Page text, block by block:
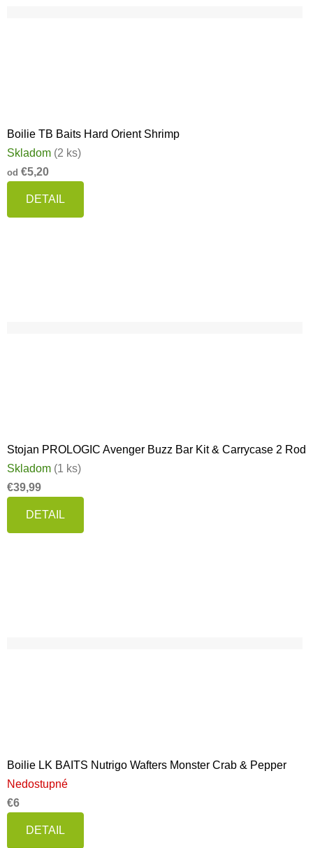
Boilie TB Baits Hard Orient Shrimp
Skladom (2 ks)
od €5,20
DETAIL
Stojan PROLOGIC Avenger Buzz Bar Kit & Carrycase 2 Rod
Skladom (1 ks)
€39,99
DETAIL
Boilie LK BAITS Nutrigo Wafters Monster Crab & Pepper
Nedostupné
€6
DETAIL